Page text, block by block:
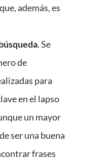
además, es
. Se
de
para
en el lapso
un mayor
ser una buena
frases